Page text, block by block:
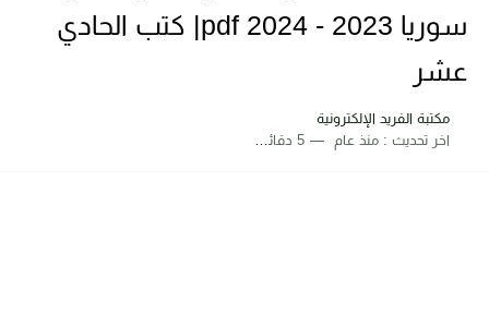
سوريا 2023 - 2024 pdf| كتب الحادي
عشر
مكتبة الفريد الإلكترونية
اخر تحديث :منذ عام 5 دقائق للقراءة